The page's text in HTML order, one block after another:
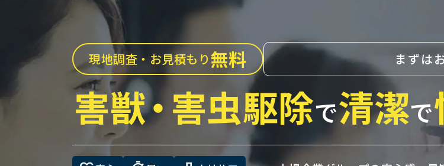
現地調査・お見積もり無料 まずは
害獣・害虫駆除で清潔で